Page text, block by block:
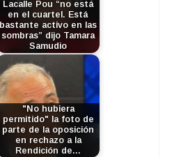
Lacalle Pou “no está
en el cuartel. Está
bastante activo en las
sombras” dijo Tamara
Samudio
"No hubiera
permitido" la foto de
parte de la oposición
en rechazo a la
Rendición de…